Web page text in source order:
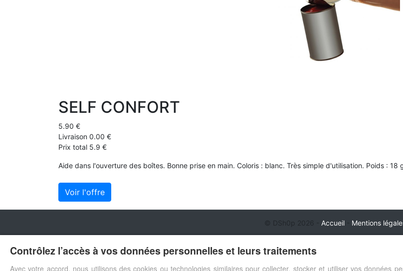
SELF CONFORT
5.90 €
Livraison 0.00 €
Prix total 5.9 €
Aide dans l'ouverture des boîtes. Bonne prise en main. Coloris : blanc. Très simple d'utilisation. Poids : 18
Voir l'offre
© DSh0p 2026 - Accueil Mentions
Contrôlez l’accès à vos données personnelles et leurs traitements
Avec votre accord, nous utilisons des cookies ou technologies similaires pour collecter, stocker et utiliser vos données